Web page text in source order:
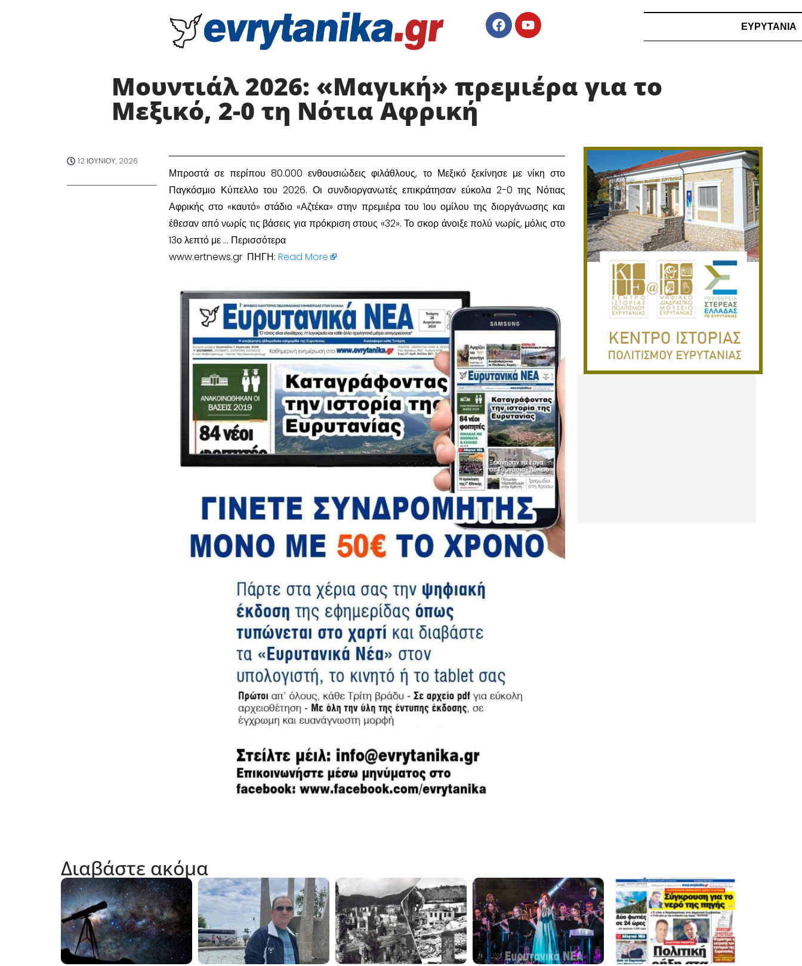
ΕΥΡΥΤΑΝΙΑ
Μουντιάλ 2026: «Μαγική» πρεμιέρα για το
Μεξικό, 2-0 τη Νότια Αφρική ​
12 ΙΟΥΝΊΟΥ, 2026
​Μπροστά σε περίπου 80.000 ενθουσιώδεις φιλάθλους, το Μεξικό ξεκίνησε με νίκη στο
Παγκόσμιο Κύπελλο του 2026. Οι συνδιοργανωτές επικράτησαν εύκολα 2-0 της Νότιας
Αφρικής στο «καυτό» στάδιο «Αζτέκα» στην πρεμιέρα του 1ου ομίλου της διοργάνωσης και
έθεσαν από νωρίς τις βάσεις για πρόκριση στους «32». Το σκορ άνοιξε πολύ νωρίς, μόλις στο
13ο λεπτό με … Περισσότερα
www.ertnews.gr ΠΗΓΗ: Read More
Διαβάστε ακόμα